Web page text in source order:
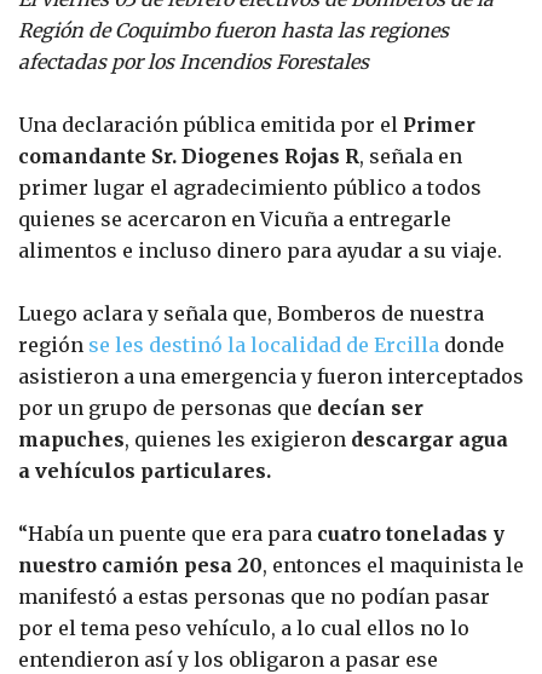
Región de Coquimbo fueron hasta las regiones
afectadas por los Incendios Forestales
Una declaración pública emitida por el Primer
comandante Sr. Diogenes Rojas R, señala en
primer lugar el agradecimiento público a todos
quienes se acercaron en Vicuña a entregarle
alimentos e incluso dinero para ayudar a su viaje.
Luego aclara y señala que, Bomberos de nuestra
región se les destinó la localidad de Ercilla donde
asistieron a una emergencia y fueron interceptados
por un grupo de personas que decían ser
mapuches, quienes les exigieron descargar agua
a vehículos particulares.
“Había un puente que era para cuatro toneladas y
nuestro camión pesa 20, entonces el maquinista le
manifestó a estas personas que no podían pasar
por el tema peso vehículo, a lo cual ellos no lo
entendieron así y los obligaron a pasar ese